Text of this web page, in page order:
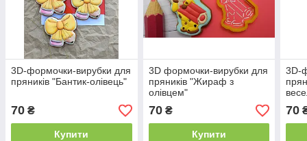
3D-формочки-вирубки для
пряників "Бантик-олівець"
70 ₴
Купити
3D формочки-вирубки для
пряників "Жираф з
олівцем"
70₴
Купити
3D-
70